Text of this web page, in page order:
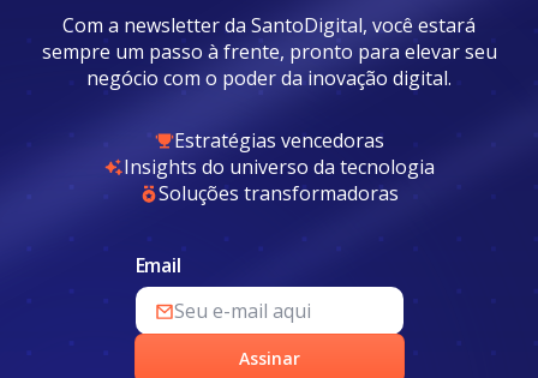
Com a newsletter da SantoDigital, você estará
sempre um passo à frente, pronto para elevar seu
negócio com o poder da inovação digital.
Estratégias vencedoras
Insights do universo da tecnologia
Soluções transformadoras
Email
Assinar